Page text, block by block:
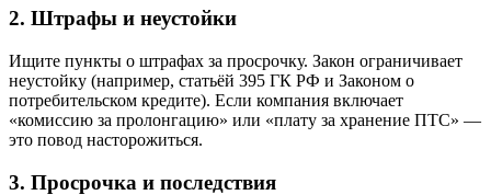
2. Штрафы и неустойки
Ищите пункты о штрафах за просрочку. Закон ограничивает
неустойку (например, статьёй 395 ГК РФ и Законом о
потребительском кредите). Если компания включает
«комиссию за пролонгацию» или «плату за хранение ПТС» —
это повод насторожиться.
3. Просрочка и последствия